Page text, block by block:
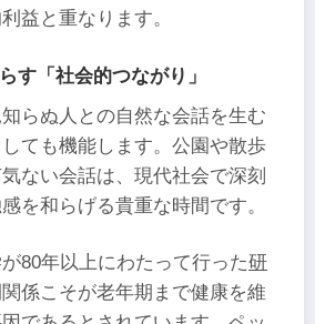
益と重なります。
す「社会的つながり」
らぬ人との自然な会話を生む
しても機能します。公園や散歩
ない会話は、現代社会で深刻
を和らげる貴重な時間です。
80年以上にわたって行った研
係こそが老年期まで健康を維